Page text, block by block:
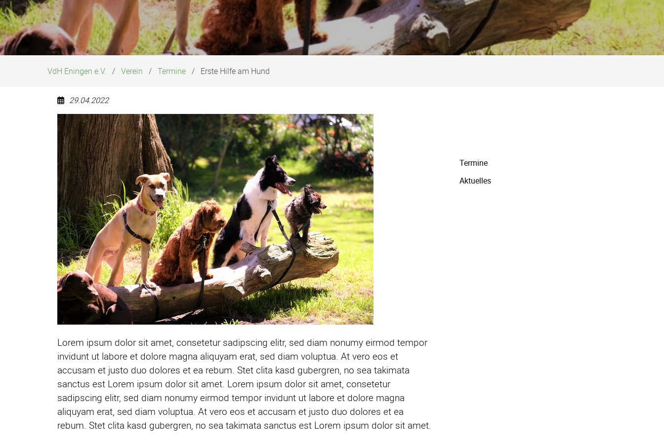
VdH Eningen e.V. Verein Termine Erste Hilfe am Hund
29.04.2022
Erste
Hilfe
am
Hund
Lorem ipsum dolor sit amet, consetetur sadipscing elitr, sed diam nonumy eirmod tempor
invidunt ut labore et dolore magna aliquyam erat, sed diam voluptua. At vero eos et
accusam et justo duo dolores et ea rebum. Stet clita kasd gubergren, no sea takimata
sanctus est Lorem ipsum dolor sit amet. Lorem ipsum dolor sit amet, consetetur
sadipscing elitr, sed diam nonumy eirmod tempor invidunt ut labore et dolore magna
aliquyam erat, sed diam voluptua. At vero eos et accusam et justo duo dolores et ea
rebum. Stet clita kasd gubergren, no sea takimata sanctus est Lorem ipsum dolor sit amet.
Navigation
Termine
Aktuelles